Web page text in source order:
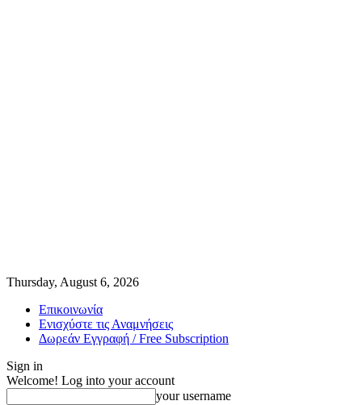
Thursday, August 6, 2026
Επικοινωνία
Ενισχύστε τις Αναμνήσεις
Δωρεάν Εγγραφή / Free Subscription
Sign in
Welcome! Log into your account
your username